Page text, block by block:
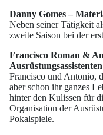
Danny Gomes –
Neben seiner Tätigkeit
zweite Saison bei der
Francisco Roman &
Ausrüstungsassistenten
Francisco und Antonio,
aber schon ihr ganzes
hinter den Kulissen für
Organisation der
Pokalspiele.